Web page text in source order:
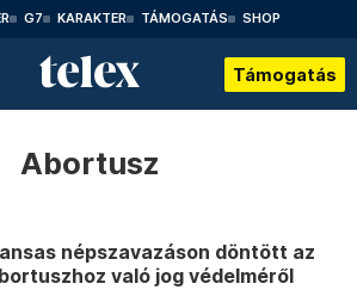
G7 KARAKTER TÁMOGATÁS SHOP
Támogatás
Abortusz
népszavazáson döntött az
való jog védelméről